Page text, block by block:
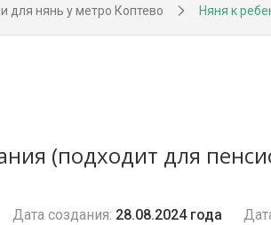
для нянь у метро Коптево Няня к
(подходит для
Дата создания: 28.08.2024 года